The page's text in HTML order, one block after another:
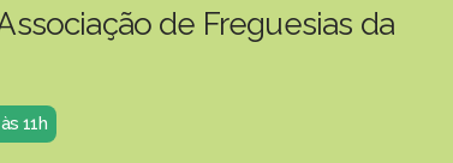
de Freguesias da
11h